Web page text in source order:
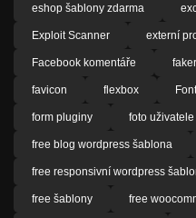
eshop šablony zdarma
Exploit Scanner externí
Facebook komentáře
favicon flexbox
form pluginy foto
free blog wordpress šablona
free responsivní wordpress
free šablony free